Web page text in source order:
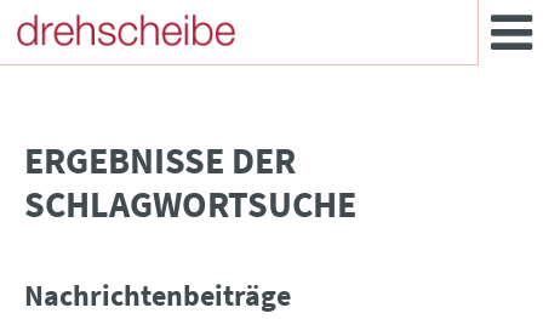
­ERGEBNISSE DER
SCHLAGWORTSUCHE
Nachrichtenbeiträge